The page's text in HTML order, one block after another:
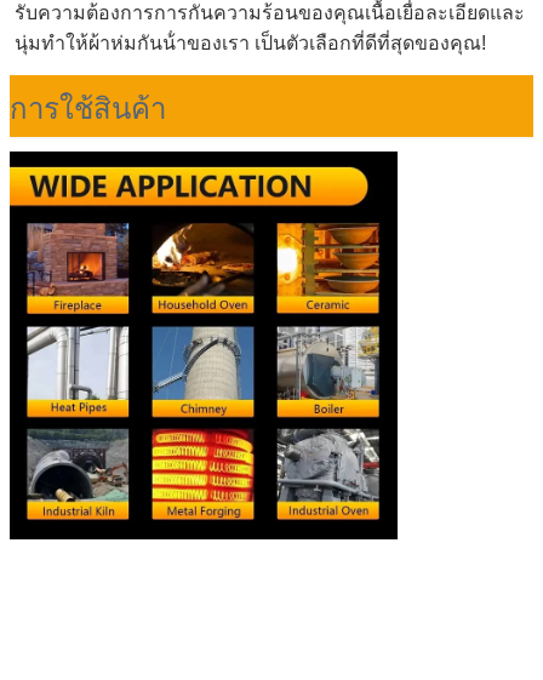
รับความต้องการการกันความร้อนของคุณเนื้อเยื่อละเอียดและ
นุ่มทําให้ผ้าห่มกันน้ําของเรา เป็นตัวเลือกที่ดีที่สุดของคุณ!
การใช้สินค้า